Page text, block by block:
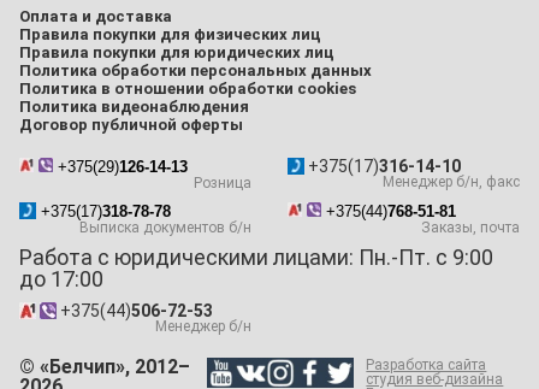
Оплата и доставка
Правила покупки для физических лиц
Правила покупки для юридических лиц
Политика обработки персональных данных
Политика в отношении обработки cookies
Политика видеонаблюдения
Договор публичной оферты
+375(29)126-14-13
Розница
+375(17)316-14-10
Менеджер б/н, факс
+375(17)318-78-78
Выписка документов б/н
+375(44)768-51-81
Заказы, почта
+375(44)506-72-53
Менеджер б/н
Работа с юридическими лицами: Пн.-Пт. с 9:00
до 17:00
© «Белчип», 2012–
Разработка сайта
студия веб-дизайна